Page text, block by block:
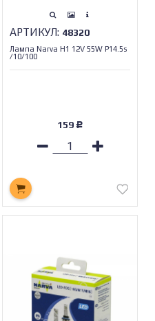
АРТИКУЛ: 48320
Лампа Narva H1 12V 55W P14.5s
/10/100
159 Р